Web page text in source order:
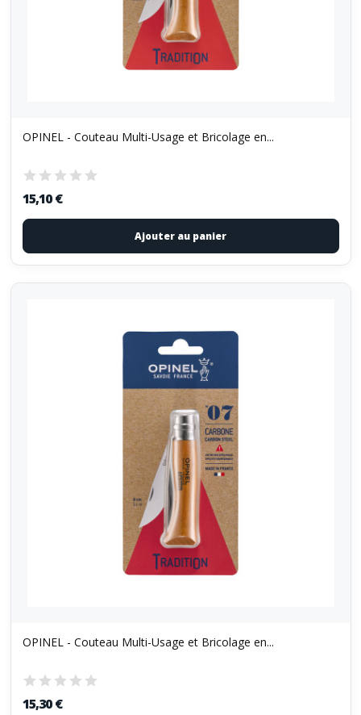
OPINEL - Couteau Multi-Usage et Bricolage en...
15,10 €
Ajouter au panier
OPINEL - Couteau Multi-Usage et Bricolage en...
15,30 €